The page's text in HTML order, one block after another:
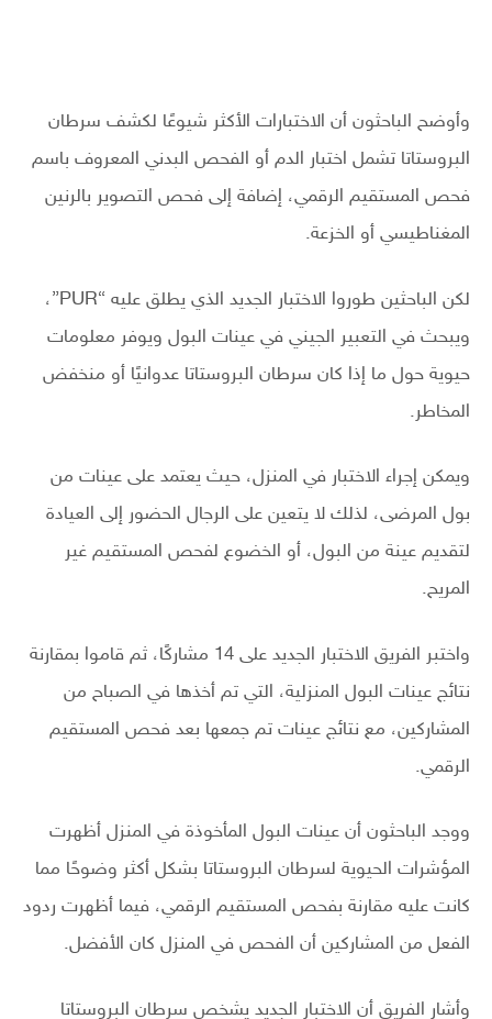
وأوضح الباحثون أن الاختبارات الأكثر شيوعًا لكشف سرطان
البروستاتا تشمل اختبار الدم أو الفحص البدني المعروف باسم
فحص المستقيم الرقمي، إضافة إلى فحص التصوير بالرنين
المغناطيسي أو الخزعة.
لكن الباحثين طوروا الاختبار الجديد الذي يطلق عليه “PUR”،
ويبحث في التعبير الجيني في عينات البول ويوفر معلومات
حيوية حول ما إذا كان سرطان البروستاتا عدوانيًا أو منخفض
المخاطر.
ويمكن إجراء الاختبار في المنزل، حيث يعتمد على عينات من
بول المرضى، لذلك لا يتعين على الرجال الحضور إلى العيادة
لتقديم عينة من البول، أو الخضوع لفحص المستقيم غير
المريح.
واختبر الفريق الاختبار الجديد على 14 مشاركًا، ثم قاموا بمقارنة
نتائج عينات البول المنزلية، التي تم أخذها في الصباح من
المشاركين، مع نتائج عينات تم جمعها بعد فحص المستقيم
الرقمي.
ووجد الباحثون أن عينات البول المأخوذة في المنزل أظهرت
المؤشرات الحيوية لسرطان البروستاتا بشكل أكثر وضوحًا مما
كانت عليه مقارنة بفحص المستقيم الرقمي، فيما أظهرت ردود
الفعل من المشاركين أن الفحص في المنزل كان الأفضل.
وأشار الفريق أن الاختبار الجديد يشخص سرطان البروستاتا